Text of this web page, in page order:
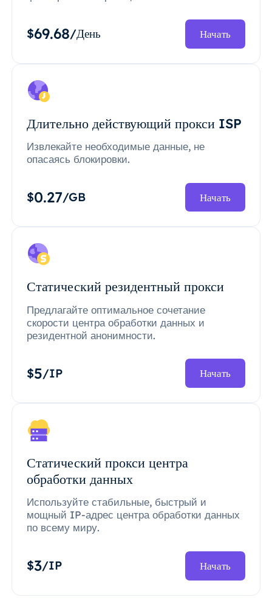
$69.68/День Начать
Длительно действующий прокси ISP
Извлекайте необходимые данные, не
опасаясь блокировки.
$0.27/GB Начать
Статический резидентный прокси
Предлагайте оптимальное сочетание
скорости центра обработки данных и
резидентной анонимности.
$5/IP Начать
Статический прокси центра
обработки данных
Используйте стабильные, быстрый и
мощный IP-адрес центра обработки данных
по всему миру.
$3/IP Начать